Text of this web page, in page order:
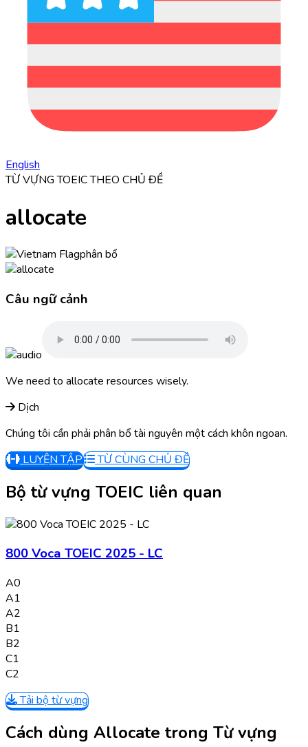
English
TỪ VỰNG TOEIC THEO CHỦ ĐỀ
allocate
phân bổ
Câu ngữ cảnh
We need to allocate resources wisely.
Dịch
Chúng tôi cần phải phân bổ tài nguyên một cách khôn ngoan.
LUYỆN TẬP
TỪ CÙNG CHỦ ĐỀ
Bộ từ vựng TOEIC liên quan
800 Voca TOEIC 2025 - LC
A0
A1
A2
B1
B2
C1
C2
Tải bộ từ vựng
Cách dùng Allocate trong Từ vựng